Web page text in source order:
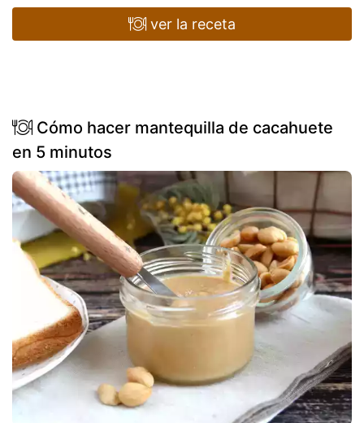
ver la receta
Cómo hacer mantequilla de cacahuete
en 5 minutos